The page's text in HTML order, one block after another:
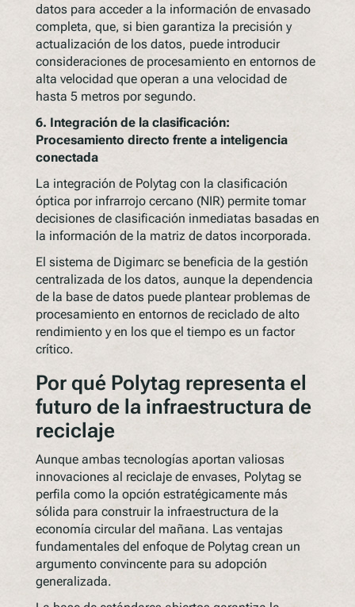
datos para acceder a la información de envasado
completa, que, si bien garantiza la precisión y
actualización de los datos, puede introducir
consideraciones de procesamiento en entornos de
alta velocidad que operan a una velocidad de
hasta 5 metros por segundo.
6. Integración de la clasificación:
Procesamiento directo frente a inteligencia
conectada
La integración de Polytag con la clasificación
óptica por infrarrojo cercano (NIR) permite tomar
decisiones de clasificación inmediatas basadas en
la información de la matriz de datos incorporada.
El sistema de Digimarc se beneficia de la gestión
centralizada de los datos, aunque la dependencia
de la base de datos puede plantear problemas de
procesamiento en entornos de reciclado de alto
rendimiento y en los que el tiempo es un factor
crítico.
Por qué Polytag representa el
futuro de la infraestructura de
reciclaje
Aunque ambas tecnologías aportan valiosas
innovaciones al reciclaje de envases, Polytag se
perfila como la opción estratégicamente más
sólida para construir la infraestructura de la
economía circular del mañana. Las ventajas
fundamentales del enfoque de Polytag crean un
argumento convincente para su adopción
generalizada.